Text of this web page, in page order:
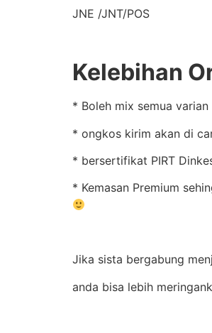
JNE /JNT/POS
Kelebihan
* Boleh mix semua
* ongkos kirim akan di
* bersertifikat PIRT
* Kemasan Premium
Jika sista bergabung
anda bisa lebih